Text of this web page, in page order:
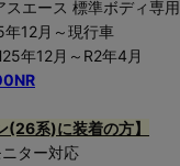
エース 標準ボディ専用
12月～現行車
年12月～R2年4月
(26系)に装着の方】
ター対応